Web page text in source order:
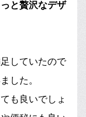
と贅沢なデザ
していたので
した。
も良いでしょ